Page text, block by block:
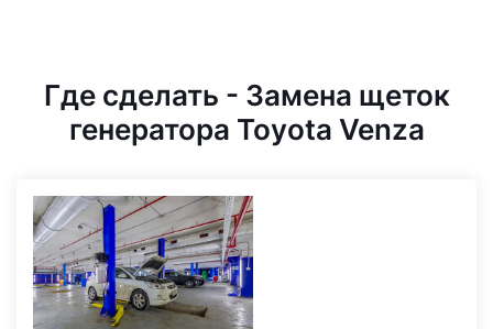
Где сделать - Замена щеток
генератора Toyota Venza